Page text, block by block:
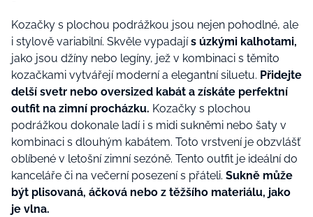
Kozačky s plochou podrážkou jsou nejen pohodlné, ale
i stylově variabilní. Skvěle vypadajís úzkými kalhotami,
jako jsou džíny nebo legíny, jež v kombinaci s těmito
kozačkami vytvářejí moderní a elegantní siluetu. Přidejte
delší svetr nebo oversized kabát a získáte perfektní
outfit na zimní procházku. Kozačky s plochou
podrážkou dokonale ladí i s midi sukněmi nebo šaty v
kombinaci s dlouhým kabátem. Toto vrstvení je obzvlášť
oblíbené v letošní zimní sezóně. Tento outfit je ideální do
kanceláře či na večerní posezení s přáteli. Sukně může
být plisovaná, áčková nebo z těžšího materiálu, jako
je vlna.